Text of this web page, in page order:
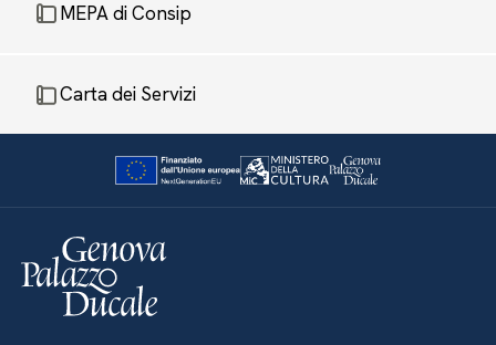
MEPA di Consip
Carta dei Servizi